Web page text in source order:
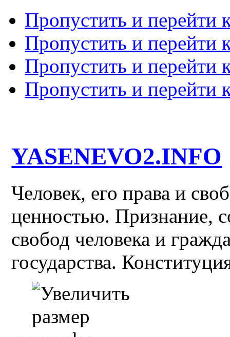
Пропустить и перейти
Пропустить и перейти
Пропустить и перейти
Пропустить и перейти
YASENEVO2.INFO
Человек, его права и
ценностью. Признание,
свобод человека и
государства.